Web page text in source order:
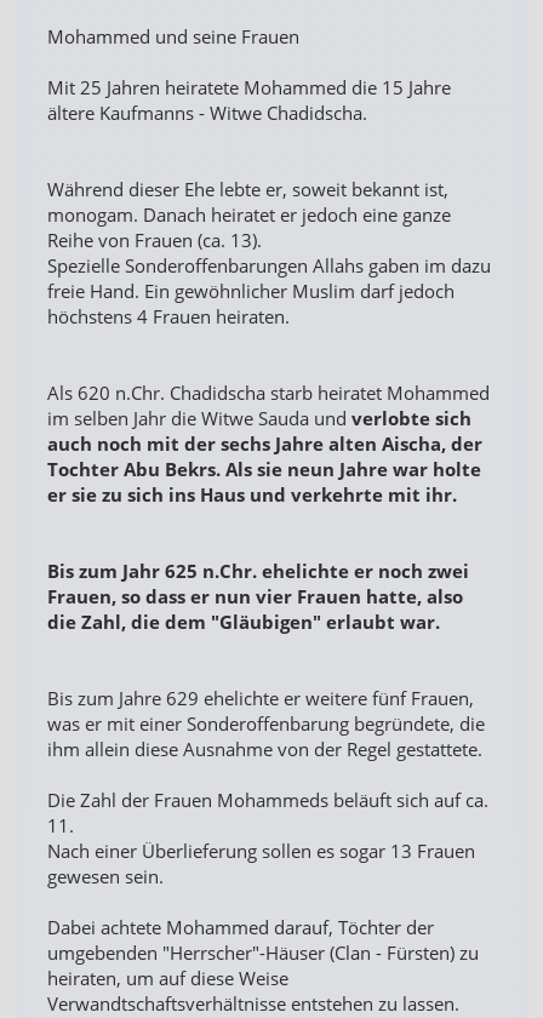
Mohammed und seine Frauen
Mit 25 Jahren heiratete Mohammed die 15 Jahre
ältere Kaufmanns - Witwe Chadidscha.
Während dieser Ehe lebte er, soweit bekannt ist,
monogam. Danach heiratet er jedoch eine ganze
Reihe von Frauen (ca. 13).
Spezielle Sonderoffenbarungen Allahs gaben im dazu
freie Hand. Ein gewöhnlicher Muslim darf jedoch
höchstens 4 Frauen heiraten.
Als 620 n.Chr. Chadidscha starb heiratet Mohammed
im selben Jahr die Witwe Sauda und verlobte sich
auch noch mit der sechs Jahre alten Aischa, der
Tochter Abu Bekrs. Als sie neun Jahre war holte
er sie zu sich ins Haus und verkehrte mit ihr.
Bis zum Jahr 625 n.Chr. ehelichte er noch zwei
Frauen, so dass er nun vier Frauen hatte, also
die Zahl, die dem "Gläubigen" erlaubt war.
Bis zum Jahre 629 ehelichte er weitere fünf Frauen,
was er mit einer Sonderoffenbarung begründete, die
ihm allein diese Ausnahme von der Regel gestattete.
Die Zahl der Frauen Mohammeds beläuft sich auf ca.
11.
Nach einer Überlieferung sollen es sogar 13 Frauen
gewesen sein.
Dabei achtete Mohammed darauf, Töchter der
umgebenden "Herrscher"-Häuser (Clan - Fürsten) zu
heiraten, um auf diese Weise
Verwandtschaftsverhältnisse entstehen zu lassen.